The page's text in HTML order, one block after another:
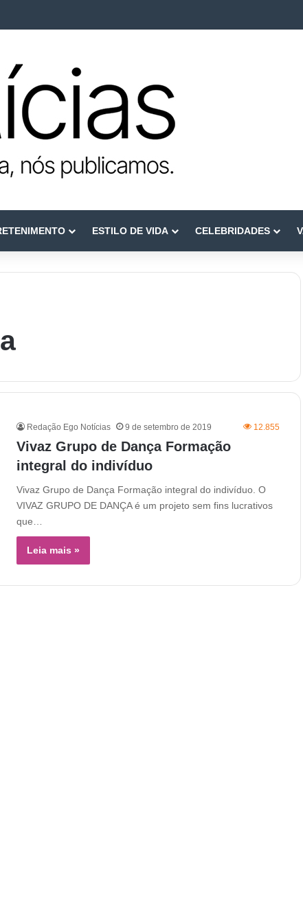
como referência em terapia capilar e saúde do couro cabeludo
ESTILO DE VIDA CELEBRIDADES
Redação Ego Notícias 9 de setembro de 2019 12.855
Vivaz Grupo de Dança Formação
integral do indivíduo
Vivaz Grupo de Dança Formação integral do indivíduo. O
VIVAZ GRUPO DE DANÇA é um projeto sem fins lucrativos
que…
Leia mais »